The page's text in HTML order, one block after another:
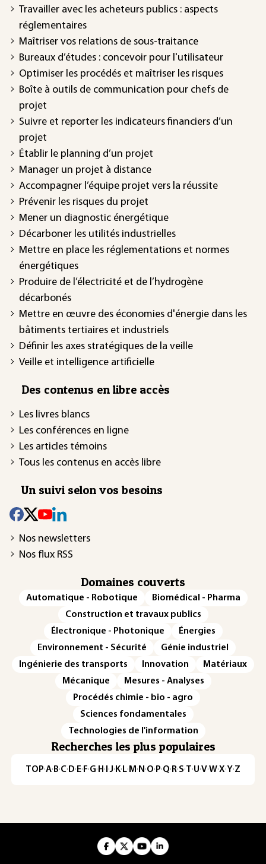
Travailler avec les acheteurs publics : aspects
réglementaires
Maîtriser vos relations de sous-traitance
Bureaux d’études : concevoir pour l'utilisateur
Optimiser les procédés et maîtriser les risques
Boîte à outils de communication pour chefs de
projet
Suivre et reporter les indicateurs financiers d’un
projet
Établir le planning d’un projet
Manager un projet à distance
Accompagner l’équipe projet vers la réussite
Prévenir les risques du projet
Mener un diagnostic énergétique
Décarboner les utilités industrielles
Mettre en place les réglementations et normes
énergétiques
Produire de l’électricité et de l’hydrogène
décarbonés
Mettre en œuvre des économies d'énergie dans les
bâtiments tertiaires et industriels
Définir les axes stratégiques de la veille
Veille et intelligence artificielle
Des contenus en libre accès
Les livres blancs
Les conférences en ligne
Les articles témoins
Tous les contenus en accès libre
Un suivi selon vos besoins
Nos newsletters
Nos flux RSS
Domaines couverts
Automatique - Robotique
Biomédical - Pharma
Construction et travaux publics
Électronique - Photonique
Énergies
Environnement - Sécurité
Génie industriel
Ingénierie des transports
Innovation
Matériaux
Mécanique
Mesures - Analyses
Procédés chimie - bio - agro
Sciences fondamentales
Technologies de l'information
Recherches les plus populaires
TOP·A·B·C· D· E· F·G· H · ·J· K· L· M · N ·O· P·Q· R·S·T·U·V·W·X·Y·Z